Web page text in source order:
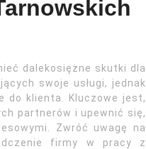
dalekosiężne skutki dla
swoje usługi, jednak
do klienta. Kluczowe jest,
partnerów i upewnić się,
Zwróć uwagę na
firmy w pracy z